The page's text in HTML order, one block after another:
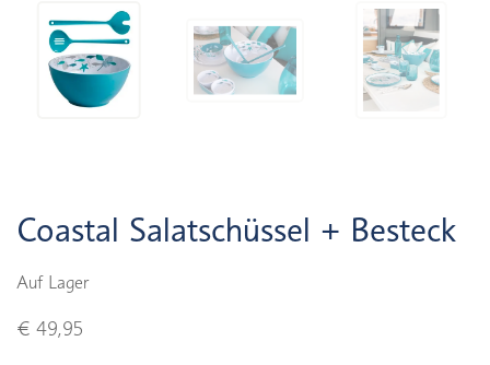
Coastal Salatschüssel + Besteck
Auf Lager
€ 49,95